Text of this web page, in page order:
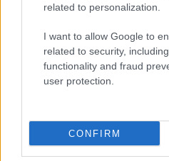
related to personalization.
I want to allow Google to
related to security,
functionality and fraud
user protection.
CONFIRM
Nem ecettel és nem